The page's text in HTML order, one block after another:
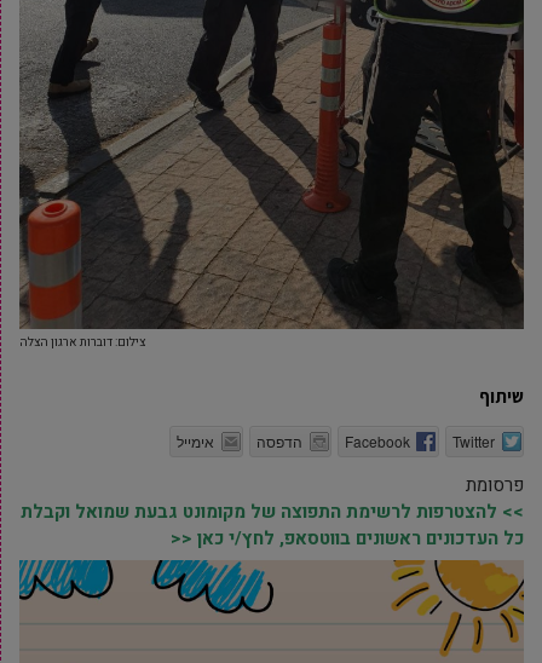
צילום: דוברות ארגון הצלה
שיתוף
Twitter
Facebook הדפסה אימייל
פרסומת
>> להצטרפות לרשימת התפוצה של מקומונט גבעת שמואל וקבלת
כל העדכונים ראשונים בווטסאפ, לחץ/י כאן <<